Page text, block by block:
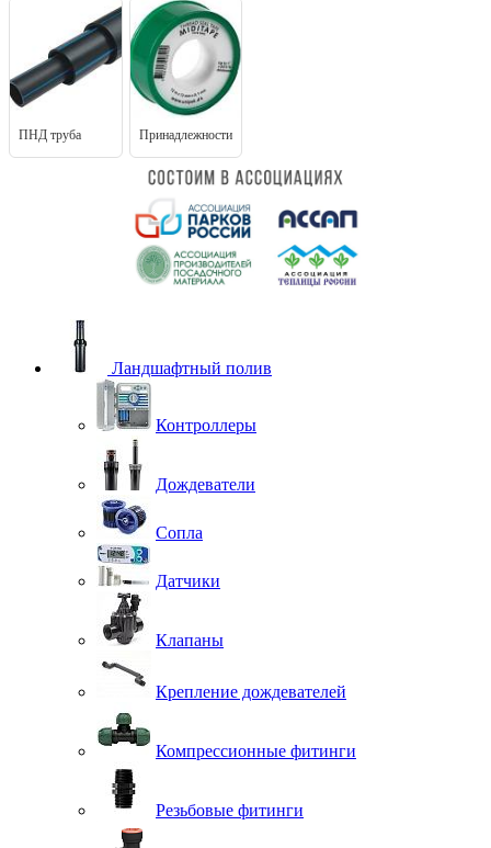
ПНД труба Принадлежности
Ландшафтный полив
Контроллеры
Дождеватели
Сопла
Датчики
Клапаны
Крепление дождевателей
Компрессионные фитинги
Резьбовые фитинги